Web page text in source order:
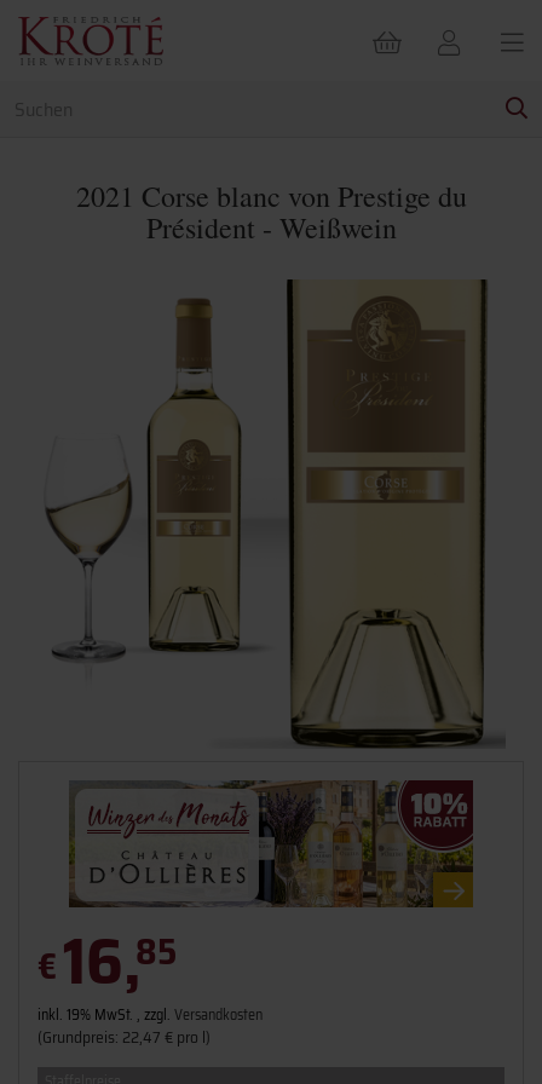
2021 Corse blanc von Prestige du
Président - Weißwein
€16,85
inkl. 19% MwSt. , zzgl. Versandkosten
(Grundpreis: 22,47 € pro l)